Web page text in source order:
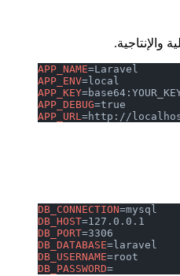
والإنتاجية.
APP_NAME=Laravel
APP_ENV=local
APP_KEY
APP_DEBUG=true
APP_URL=http://
DB_CONNECTION=mysql
DB_HOST=127.0.0.1
DB_PORT=3306
DB_DATABASE=laravel
DB_USERNAME=root
DB_PASSWORD=